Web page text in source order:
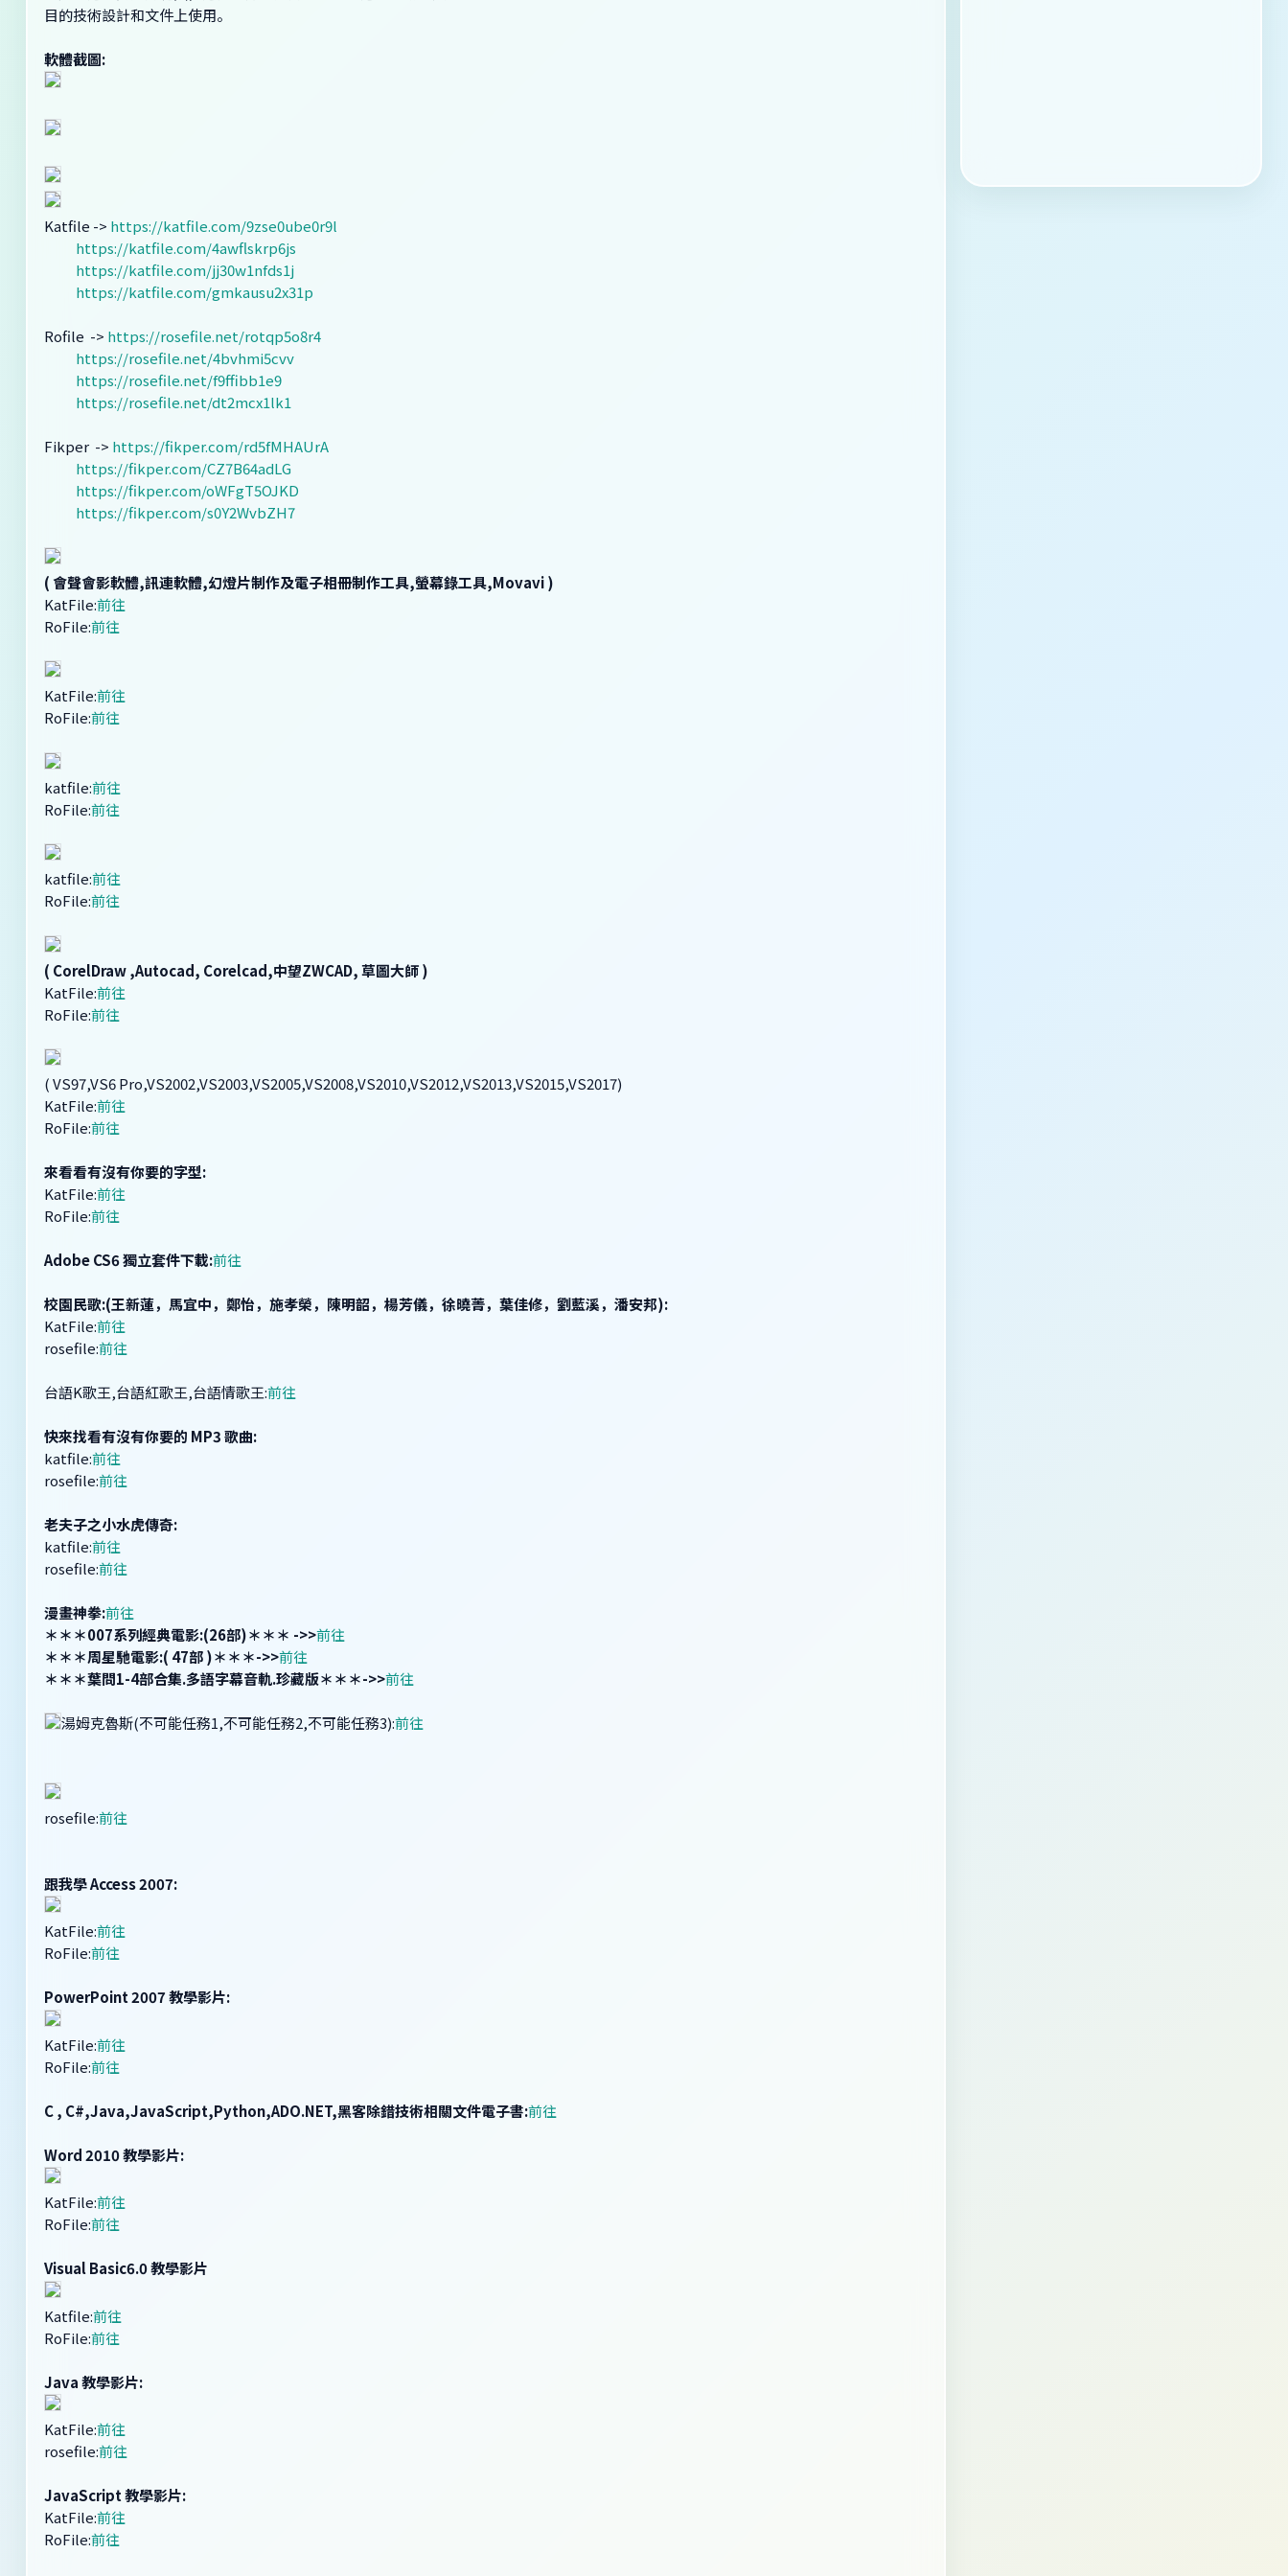
目的技術設計和文件上使用。
軟體截圖:
Katfile -> https://katfile.com/9zse0ube0r9l
https://katfile.com/4awflskrp6js
https://katfile.com/jj30w1nfds1j
https://katfile.com/gmkausu2x31p
Rofile -> https://rosefile.net/rotqp5o8r4
https://rosefile.net/4bvhmi5cvv
https://rosefile.net/f9ffibb1e9
https://rosefile.net/dt2mcx1lk1
Fikper -> https://fikper.com/rd5fMHAUrA
https://fikper.com/CZ7B64adLG
https://fikper.com/oWFgT5OJKD
https://fikper.com/s0Y2WvbZH7
( 會聲會影軟體,訊連軟體,幻燈片制作及電子相冊制作工具,螢幕錄工具,Movavi )
KatFile:前往
RoFile:前往
KatFile:前往
RoFile:前往
katfile:前往
RoFile:前往
katfile:前往
RoFile:前往
( CorelDraw ,Autocad, Corelcad,中望ZWCAD, 草圖大師 )
KatFile:前往
RoFile:前往
( VS97,VS6 Pro,VS2002,VS2003,VS2005,VS2008,VS2010,VS2012,VS2013,VS2015,VS2017)
KatFile:前往
RoFile:前往
來看看有沒有你要的字型:
KatFile:前往
RoFile:前往
Adobe CS6 獨立套件下載:前往
校園民歌:(王新蓮，馬宜中，鄭怡，施孝榮，陳明韶，楊芳儀，徐曉菁，葉佳修，劉藍溪，潘安邦):
KatFile:前往
rosefile:前往
台語K歌王,台語紅歌王,台語情歌王:前往
快來找看有沒有你要的 MP3 歌曲:
katfile:前往
rosefile:前往
老夫子之小水虎傳奇:
katfile:前往
rosefile:前往
漫畫神拳:前往
＊＊＊007系列經典電影:(26部)＊＊＊ ->>前往
＊＊＊周星馳電影:( 47部 )＊＊＊->>前往
＊＊＊葉問1-4部合集.多語字幕音軌.珍藏版＊＊＊->>前往
湯姆克魯斯(不可能任務1,不可能任務2,不可能任務3):前往
rosefile:前往
跟我學 Access 2007:
KatFile:前往
RoFile:前往
PowerPoint 2007 教學影片:
KatFile:前往
RoFile:前往
C , C#,Java,JavaScript,Python,ADO.NET,黑客除錯技術相關文件電子書:前往
Word 2010 教學影片:
KatFile:前往
RoFile:前往
Visual Basic6.0 教學影片
Katfile:前往
RoFile:前往
Java 教學影片:
KatFile:前往
rosefile:前往
JavaScript 教學影片:
KatFile:前往
RoFile:前往